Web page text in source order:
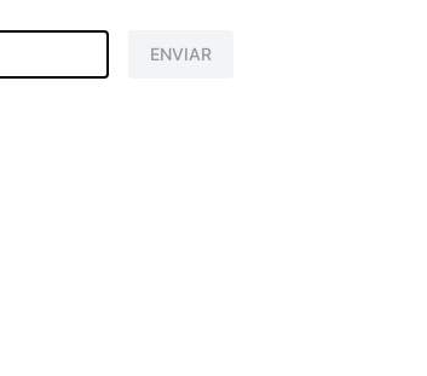
ENVIAR